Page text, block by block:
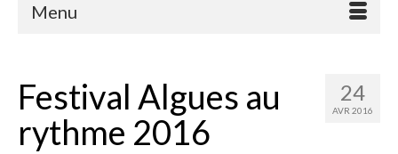
Menu
24
AVR 2016
Festival Algues au
rythme 2016